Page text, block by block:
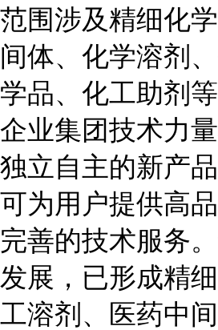
范围涉及精细化
间体、化学溶剂
学品、化工助剂等
企业集团技术力
独立自主的新产
可为用户提供高
完善的技术服务
发展，已形成精
工溶剂、医药中